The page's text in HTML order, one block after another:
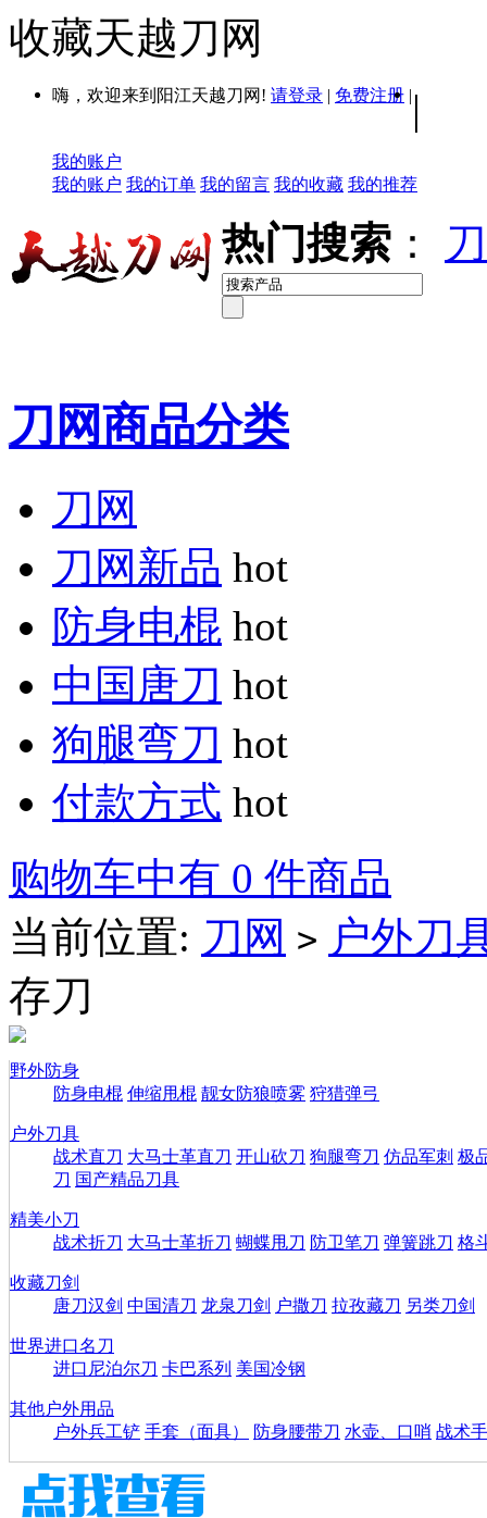
收藏天越刀网
嗨，欢迎来到阳江天越刀网! 请登录 | 免费注册 | |
我的账户
我的账户 我的订单 我的留言 我的收藏 我的推荐
热门搜索 ：
刀网商品分类
刀网
刀网新品 hot
防身电棍 hot
中国唐刀 hot
狗腿弯刀 hot
付款方式 hot
购物车中有 0 件商品
当前位置: 刀网 > 户外刀
存刀
野外防身
防身电棍 伸缩甩棍 靓女防狼喷雾 狩猎弹弓
户外刀具
战术直刀 大马士革直刀 开山砍刀 狗腿弯刀 仿品军刺 极
刀 国产精品刀具
精美小刀
战术折刀 大马士革折刀 蝴蝶甩刀 防卫笔刀 弹簧跳刀 格
收藏刀剑
唐刀汉剑 中国清刀 龙泉刀剑 户撒刀 拉孜藏刀 另类刀剑
世界进口名刀
进口尼泊尔刀 卡巴系列 美国冷钢
其他户外用品
户外兵工铲 手套（面具） 防身腰带刀 水壶、口哨 战术